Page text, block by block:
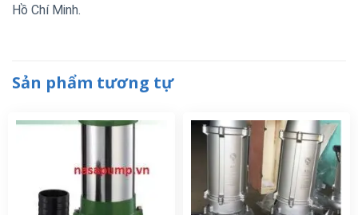
Hồ Chí Minh.
Sản phẩm tương tự